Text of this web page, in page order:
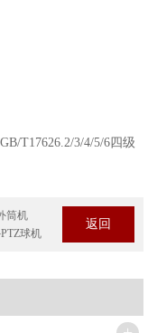
T17626.2/3/4/5/6四级
筒机
球机
返回